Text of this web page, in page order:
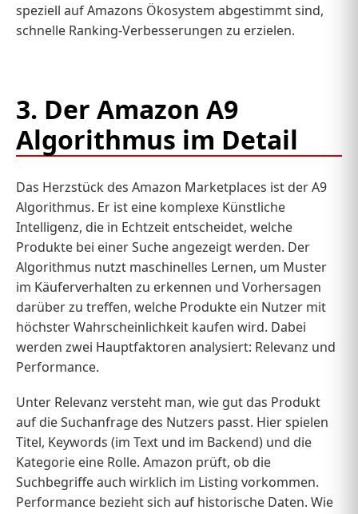
speziell auf Amazons Ökosystem abgestimmt sind,
schnelle Ranking-Verbesserungen zu erzielen.
3. Der Amazon A9
Algorithmus im Detail
Das Herzstück des Amazon Marketplaces ist der A9
Algorithmus. Er ist eine komplexe Künstliche
Intelligenz, die in Echtzeit entscheidet, welche
Produkte bei einer Suche angezeigt werden. Der
Algorithmus nutzt maschinelles Lernen, um Muster
im Käuferverhalten zu erkennen und Vorhersagen
darüber zu treffen, welche Produkte ein Nutzer mit
höchster Wahrscheinlichkeit kaufen wird. Dabei
werden zwei Hauptfaktoren analysiert: Relevanz und
Performance.
Unter Relevanz versteht man, wie gut das Produkt
auf die Suchanfrage des Nutzers passt. Hier spielen
Titel, Keywords (im Text und im Backend) und die
Kategorie eine Rolle. Amazon prüft, ob die
Suchbegriffe auch wirklich im Listing vorkommen.
Performance bezieht sich auf historische Daten. Wie